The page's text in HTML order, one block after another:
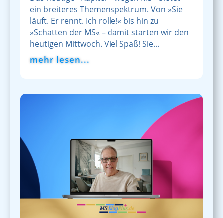
ein breiteres Themenspektrum. Von »Sie
läuft. Er rennt. Ich rolle!« bis hin zu
»Schatten der MS« – damit starten wir den
heutigen Mittwoch. Viel Spaß! Sie...
mehr lesen...